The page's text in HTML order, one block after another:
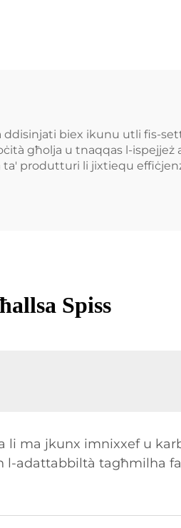
biex ikunu utli fis-
għolja u tnaqqas l-ispejjeż
produtturi li jixtiequ
Spiss
ma jkunx imnixxef u
l-adattabbiltà tagħmilha